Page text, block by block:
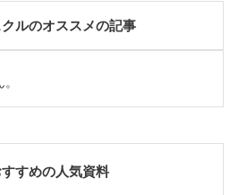
クルのオススメの記事
すすめの人気資料